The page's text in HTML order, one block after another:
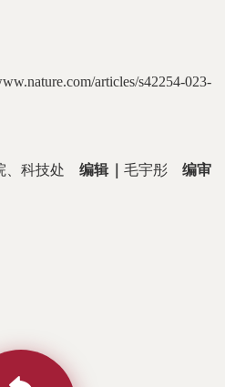
articles/s42254-023-
、科技处编辑｜ 毛宇彤 编审